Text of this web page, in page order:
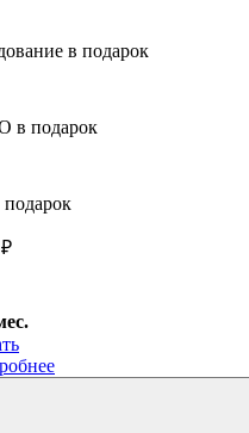
в подарок
в подарок
подарок